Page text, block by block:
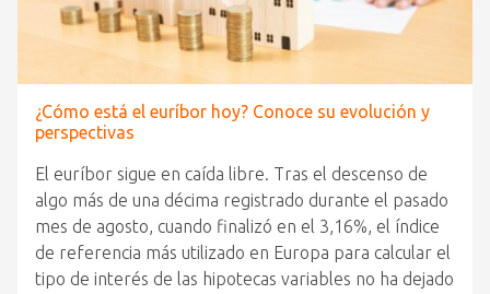
¿Cómo está el euríbor hoy? Conoce su evolución y
perspectivas
El euríbor sigue en caída libre. Tras el descenso de
algo más de una décima registrado durante el pasado
mes de agosto, cuando finalizó en el 3,16%, el índice
de referencia más utilizado en Europa para calcular el
tipo de interés de las hipotecas variables no ha dejado